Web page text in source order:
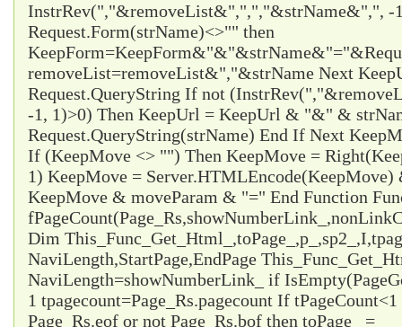
InstrRev(","&removeList&",",","&strName&",", -
Request.Form(strName)<>"" then
removeList=removeList&","&strName Next
Request.QueryString If not
-1, 1)>0) Then KeepUrl = KeepUrl & "&" &
Request.QueryString(strName) End If Next
If (KeepMove <> "") Then KeepMove =
1) KeepMove =
KeepMove & moveParam & "=" End Function
Dim
NaviLength,StartPage,EndPage
NaviLength=showNumberLink_ if
1 tpagecount=Page_Rs.pagecount If
Page_Rs.eof or not Page_Rs.bof then toPage_ =